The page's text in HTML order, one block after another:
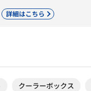
詳細はこちら
クーラーボックス